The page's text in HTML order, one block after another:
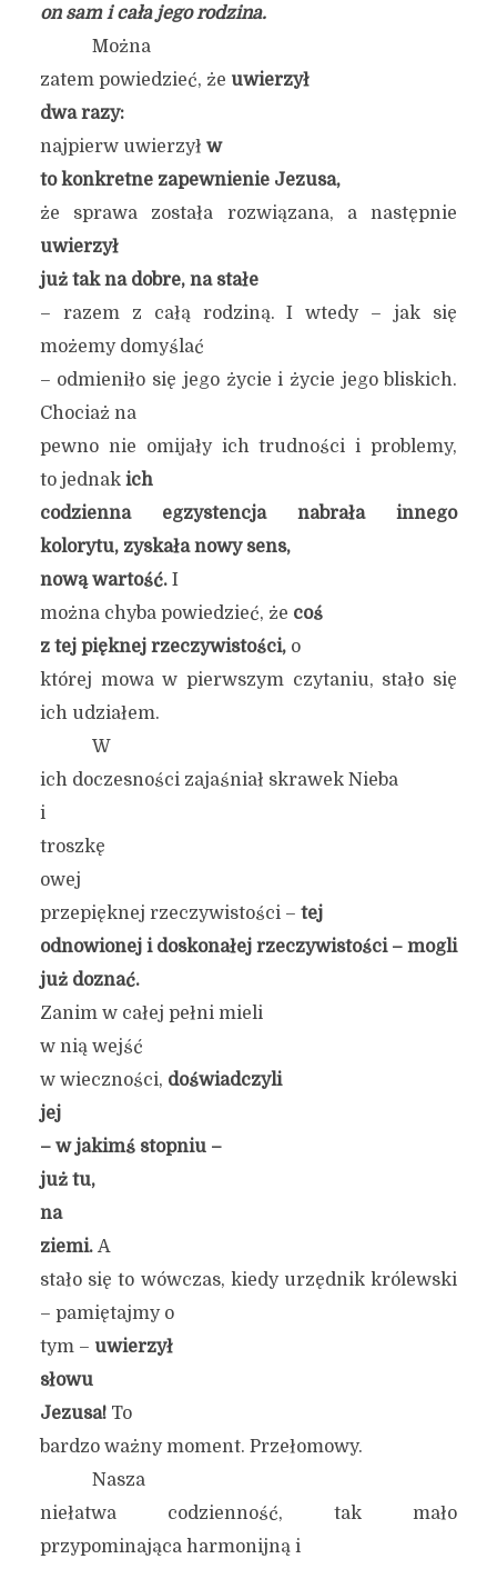
on sam i cała jego rodzina.
Można
zatem powiedzieć, że uwierzył
dwa razy:
najpierw uwierzył w
to konkretne zapewnienie Jezusa,
że sprawa została rozwiązana, a następnie
uwierzył
już tak na dobre, na stałe
– razem z całą rodziną. I wtedy – jak się
możemy domyślać
– odmieniło się jego życie i życie jego bliskich.
Chociaż na
pewno nie omijały ich trudności i problemy,
to jednak ich
codzienna egzystencja nabrała innego
kolorytu, zyskała nowy sens,
nową wartość. I
można chyba powiedzieć, że coś
z tej pięknej rzeczywistości, o
której mowa w pierwszym czytaniu, stało się
ich udziałem.
W
ich doczesności zajaśniał skrawek Nieba
i
troszkę
owej
przepięknej rzeczywistości – tej
odnowionej i doskonałej rzeczywistości – mogli
już doznać.
Zanim w całej pełni mieli
w nią wejść
w wieczności, doświadczyli
jej
– w jakimś stopniu –
już tu,
na
ziemi. A
stało się to wówczas, kiedy urzędnik królewski
– pamiętajmy o
tym – uwierzył
słowu
Jezusa! To
bardzo ważny moment. Przełomowy.
Nasza
niełatwa codzienność, tak mało
przypominająca harmonijną i